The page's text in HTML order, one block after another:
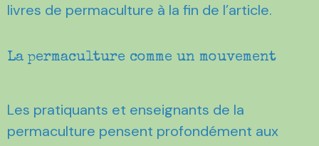
livres de permaculture à la fin de l’article.
La permaculture comme un mouvement
Les pratiquants et enseignants de la
permaculture pensent profondément aux